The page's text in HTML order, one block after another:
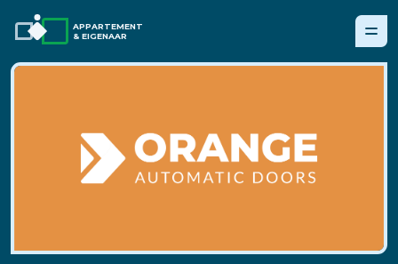
APPARTEMENT
& EIGENAAR